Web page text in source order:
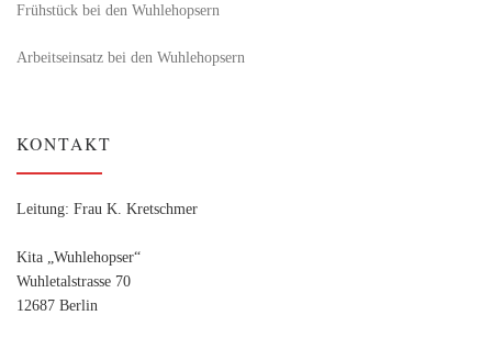
Frühstück bei den Wuhlehopsern
Arbeitseinsatz bei den Wuhlehopsern
KONTAKT
Leitung: Frau K. Kretschmer
Kita „Wuhlehopser“
Wuhletalstrasse 70
12687 Berlin